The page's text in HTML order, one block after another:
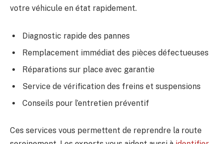
votre véhicule en état rapidement.
Diagnostic rapide des pannes
Remplacement immédiat des pièces défectueuses
Réparations sur place avec garantie
Service de vérification des freins et suspensions
Conseils pour l’entretien préventif
Ces services vous permettent de reprendre la route